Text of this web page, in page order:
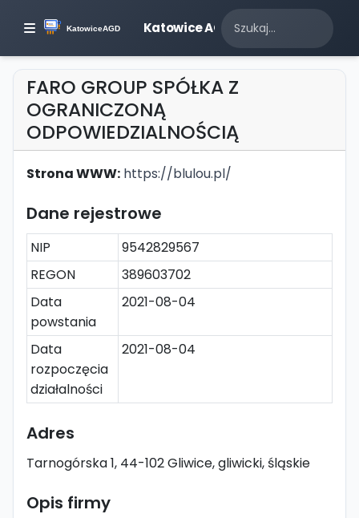
Katowice AGD
FARO GROUP SPÓŁKA Z
OGRANICZONĄ
ODPOWIEDZIALNOŚCIĄ
Strona WWW: https://blulou.pl/
Dane rejestrowe
NIP
9542829567
REGON
389603702
Data
powstania
2021-08-04
Data
rozpoczęcia
działalności
2021-08-04
Adres
Tarnogórska 1, 44-102 Gliwice, gliwicki, śląskie
Opis firmy